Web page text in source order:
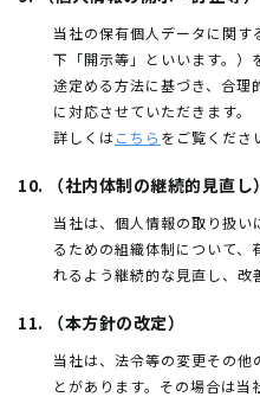
当社の保有個人データに関
下「開示等」といいます。）
途定める方法に基づき、合理
に対応させていただきます。
詳しくはこちら をご覧くださ
10. （社内体制の継続的見直し）
当社は、個人情報の取り扱
るための組織体制について、
れるよう継続的な見直し、改
11. （本方針の改定）
当社は、法令等の変更その他
とがあります。その場合は